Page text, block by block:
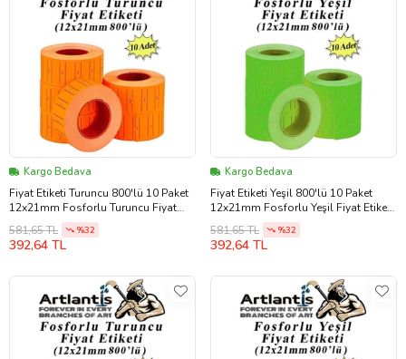
Kargo Bedava
Fiyat Etiketi Turuncu 800'lü 10 Paket
12x21mm Fosforlu Turuncu Fiyat
Etiketi Mx-5500 M5500 Hg979 Motex
Etiket Makinesi Yedeği
581,65 TL %32
392,64 TL
Kargo Bedava
Fiyat Etiketi Yeşil 800'lü 10 Paket
12x21mm Fosforlu Yeşil Fiyat Etiketi
Mx-5500 M5500 Hg979 Motex Etiket
Makinesi Yedeği
581,65 TL %32
392,64 TL